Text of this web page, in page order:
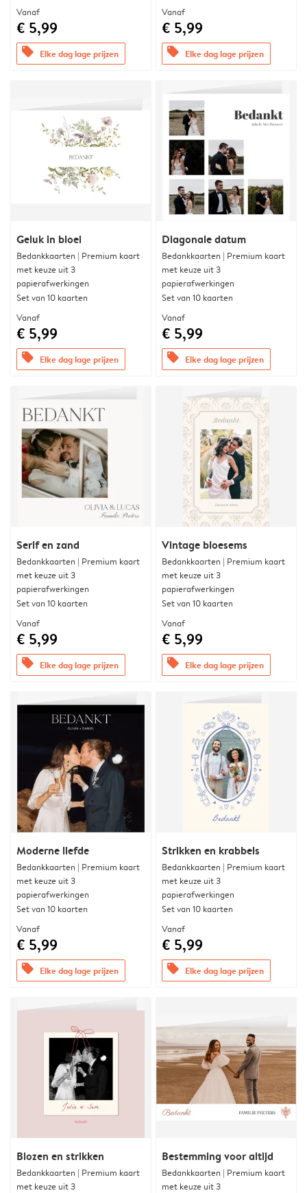
Vanaf
€ 5,99
offers Elke dag lage prijzen
Vanaf
€ 5,99
offers Elke dag lage prijzen
Geluk in bloei
Bedankkaarten | Premium kaart
met keuze uit 3
papierafwerkingen
Set van 10 kaarten
Vanaf
€ 5,99
offers Elke dag lage prijzen
Diagonale datum
Bedankkaarten | Premium kaart
met keuze uit 3
papierafwerkingen
Set van 10 kaarten
Vanaf
€ 5,99
offers Elke dag lage prijzen
Serif en zand
Bedankkaarten | Premium kaart
met keuze uit 3
papierafwerkingen
Set van 10 kaarten
Vanaf
€ 5,99
offers Elke dag lage prijzen
Vintage bloesems
Bedankkaarten | Premium kaart
met keuze uit 3
papierafwerkingen
Set van 10 kaarten
Vanaf
€ 5,99
offers Elke dag lage prijzen
Moderne liefde
Bedankkaarten | Premium kaart
met keuze uit 3
papierafwerkingen
Set van 10 kaarten
Vanaf
€ 5,99
offers Elke dag lage prijzen
Strikken en krabbels
Bedankkaarten | Premium kaart
met keuze uit 3
papierafwerkingen
Set van 10 kaarten
Vanaf
€ 5,99
offers Elke dag lage prijzen
Blozen en strikken
Bedankkaarten | Premium kaart
met keuze uit 3
Bestemming voor altijd
Bedankkaarten | Premium kaart
met keuze uit 3